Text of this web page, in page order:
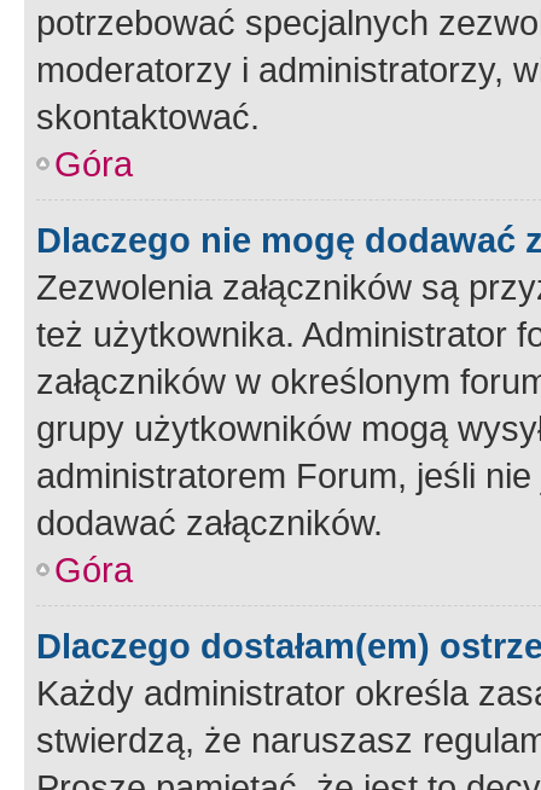
potrzebować specjalnych
moderatorzy i administratorzy,
skontaktować.
Góra
Dlaczego nie mogę dodawać
Zezwolenia załączników są
też użytkownika. Administrator
załączników w określonym
grupy użytkowników mogą
administratorem Forum, jeśli
dodawać załączników.
Góra
Dlaczego dostałam(em)
Każdy administrator określa
stwierdzą, że naruszasz